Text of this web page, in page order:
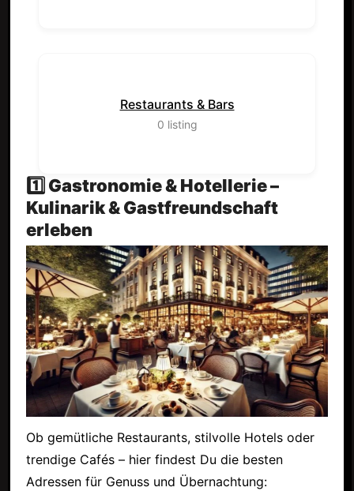
Restaurants & Bars
0 listing
1️⃣ Gastronomie & Hotellerie –
Kulinarik & Gastfreundschaft
erleben
Ob gemütliche Restaurants, stilvolle Hotels oder
trendige Cafés – hier findest Du die besten
Adressen für Genuss und Übernachtung: